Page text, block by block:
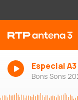
Especial A3
Bons Sons